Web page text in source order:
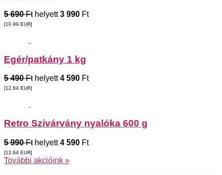
5 690 Fthelyett3 990 Ft
[10.99 EUR]
Egér/patkány 1 kg
5 490 Fthelyett4 590 Ft
[12.64 EUR]
Retro Szivárvány nyalóka 600 g
5 990 Fthelyett4 590 Ft
[12.64 EUR]
További akcióink »